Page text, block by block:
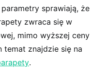
sprawiają, że
zwraca się w
mimo wyższej ceny
temat znajdzie się na
.